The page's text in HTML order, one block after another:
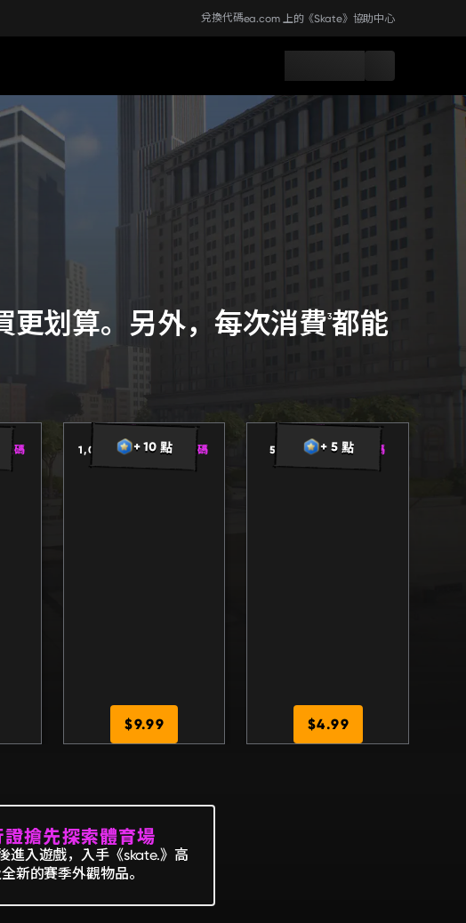
兌換代碼ea.com 上的《Skate》 協助中心
更划算。另外，每次消費3都能
碼
1,155
1,050 + 105 網頁版加碼
$9.99
+ 10 點
550
500 + 50 網頁版加碼
$4.99
+ 5 點
搶先探索體育場
進入遊戲，入手《skate.》高
新的賽季外觀物品。